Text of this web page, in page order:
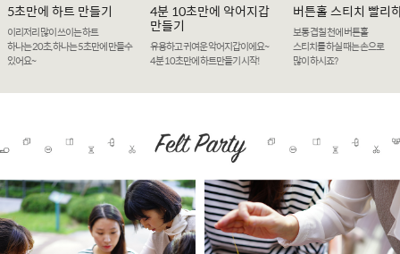
5초만에 하트 만들기
이리저리 많이 쓰이는 하트
하나는 20초, 하나는 5초만에 만들수
있어요~
4분 10초만에 악어지갑
만들기
유용하고 귀여운 악어지갑이에요~
4분 10초만에 하트만들기 시작!
버튼홀 스티치 빨리
보통 겹칠 천에 버튼홀
스티치를 하실 때는 손으로
많이 하시죠?